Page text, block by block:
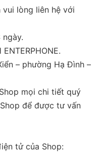
vui lòng liên hệ với
ngày.
– phường Hạ Đình –
mọi chi tiết quý
để được tư vấn
tử của Shop: